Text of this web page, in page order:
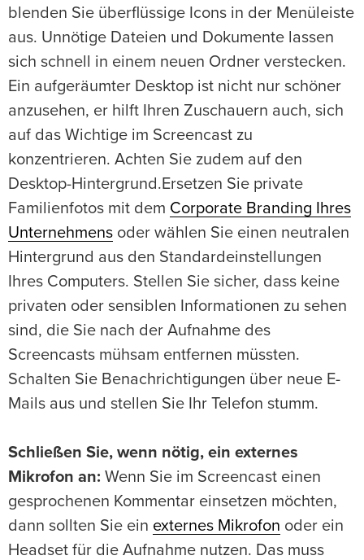
blenden Sie überflüssige Icons in der Menüleiste
aus. Unnötige Dateien und Dokumente lassen
sich schnell in einem neuen Ordner verstecken.
Ein aufgeräumter Desktop ist nicht nur schöner
anzusehen, er hilft Ihren Zuschauern auch, sich
auf das Wichtige im Screencast zu
konzentrieren. Achten Sie zudem auf den
Desktop-Hintergrund.Ersetzen Sie private
Familienfotos mit dem Corporate Branding Ihres
Unternehmens oder wählen Sie einen neutralen
Hintergrund aus den Standardeinstellungen
Ihres Computers. Stellen Sie sicher, dass keine
privaten oder sensiblen Informationen zu sehen
sind, die Sie nach der Aufnahme des
Screencasts mühsam entfernen müssten.
Schalten Sie Benachrichtigungen über neue E-
Mails aus und stellen Sie Ihr Telefon stumm.
Schließen Sie, wenn nötig, ein externes
Mikrofon an: Wenn Sie im Screencast einen
gesprochenen Kommentar einsetzen möchten,
dann sollten Sie ein externes Mikrofon oder ein
Headset für die Aufnahme nutzen. Das muss